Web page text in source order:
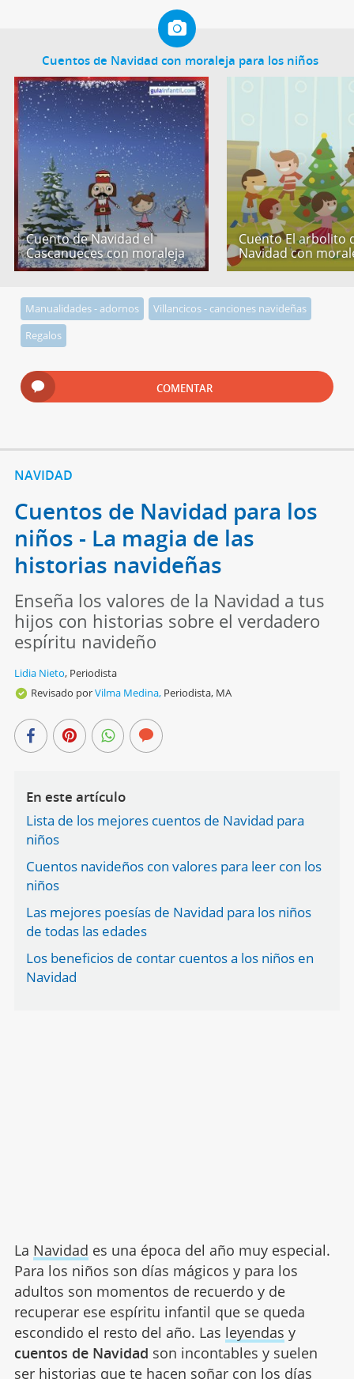
Cuentos de Navidad con moraleja para los niños
Cuento de Navidad el
Cascanueces con moraleja
Cuento El arbolito
Navidad con
Manualidades - adornos
Villancicos - canciones navideñas
Regalos
COMENTAR
NAVIDAD
Cuentos de Navidad para los
niños - La magia de las
historias navideñas
Enseña los valores de la Navidad a tus
hijos con historias sobre el verdadero
espíritu navideño
Lidia Nieto, Periodista
Revisado porVilma Medina, Periodista, MA
En este artículo
Lista de los mejores cuentos de Navidad para
niños
Cuentos navideños con valores para leer con los
niños
Las mejores poesías de Navidad para los niños
de todas las edades
Los beneficios de contar cuentos a los niños en
Navidad
La Navidad es una época del año muy especial.
Para los niños son días mágicos y para los
adultos son momentos de recuerdo y de
recuperar ese espíritu infantil que se queda
escondido el resto del año. Las leyendas y
cuentos de Navidad son incontables y suelen
ser historias que te hacen soñar con los días